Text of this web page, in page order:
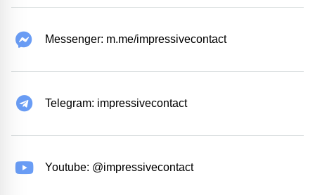
Messenger: m.me/impressivecontact
Telegram: impressivecontact
Youtube: @impressivecontact